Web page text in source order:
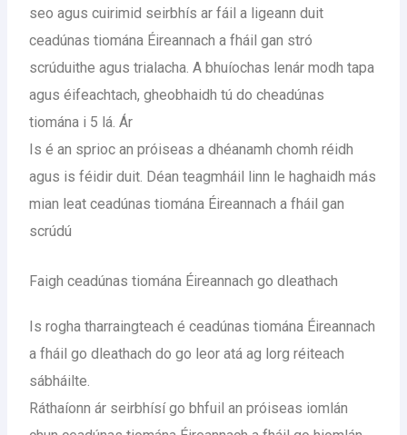
seo agus cuirimid seirbhís ar fáil a ligeann duit
ceadúnas tiomána Éireannach a fháil gan stró
scrúduithe agus trialacha. A bhuíochas lenár modh tapa
agus éifeachtach, gheobhaidh tú do cheadúnas
tiomána i 5 lá. Ár
Is é an sprioc an próiseas a dhéanamh chomh réidh
agus is féidir duit. Déan teagmháil linn le haghaidh más
mian leat ceadúnas tiomána Éireannach a fháil gan
scrúdú
Faigh ceadúnas tiomána Éireannach go dleathach
Is rogha tharraingteach é ceadúnas tiomána Éireannach
a fháil go dleathach do go leor atá ag lorg réiteach
sábháilte.
Ráthaíonn ár seirbhísí go bhfuil an próiseas iomlán